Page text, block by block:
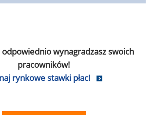
odpowiednio wynagradzasz swoich
pracowników!
rynkowe stawki płac!